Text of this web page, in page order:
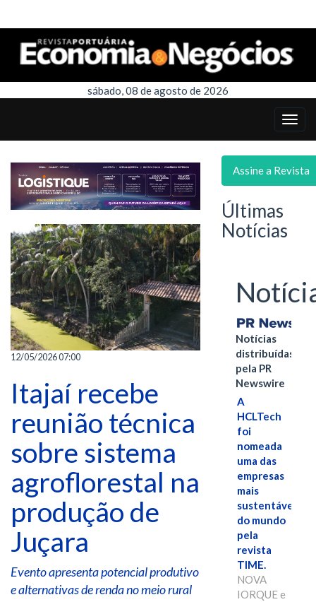
sábado, 08 de agosto de 2026
12/05/2026 07:00
Itajaí recebe
reunião técnica
sobre sistema
agroflorestal na
produção de
Juçara
Evento apresenta potencial produtivo
e alternativas de renda no meio rural
Assine a Revista
Últimas
Notícias
Notícias
distribuídas
pela PR
Newswire
A
HCLTech
foi
nomeada
uma das
empresas
mais
sustentáveis
do mundo
pela
revista
TIME.
NOVA
IORQUE e